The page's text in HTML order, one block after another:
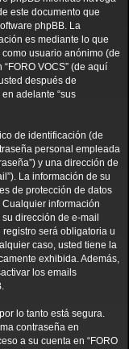
este documento que
phpBB. La
es mediante lo que
usuario anónimo (de
VOCS” (de aquí
después de
adelante “sus
de identificación (de
personal empleada
y una dirección de
La información de su
de protección de datos
información
dirección de e-mail
registro será obligatoria u
caso, usted tiene la
exhibida. Además,
los emails
lo tanto está segura.
contraseña en
a su cuenta en “FORO